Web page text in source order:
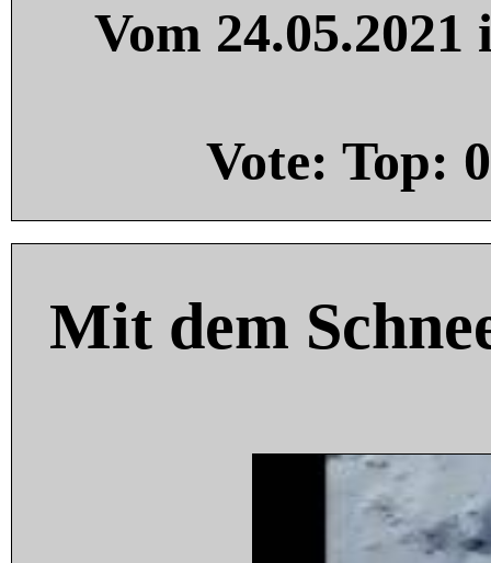
Vom
Vote: Top: 0
Mit dem